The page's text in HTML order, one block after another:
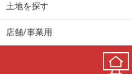
土地を探す
店舗/事業用